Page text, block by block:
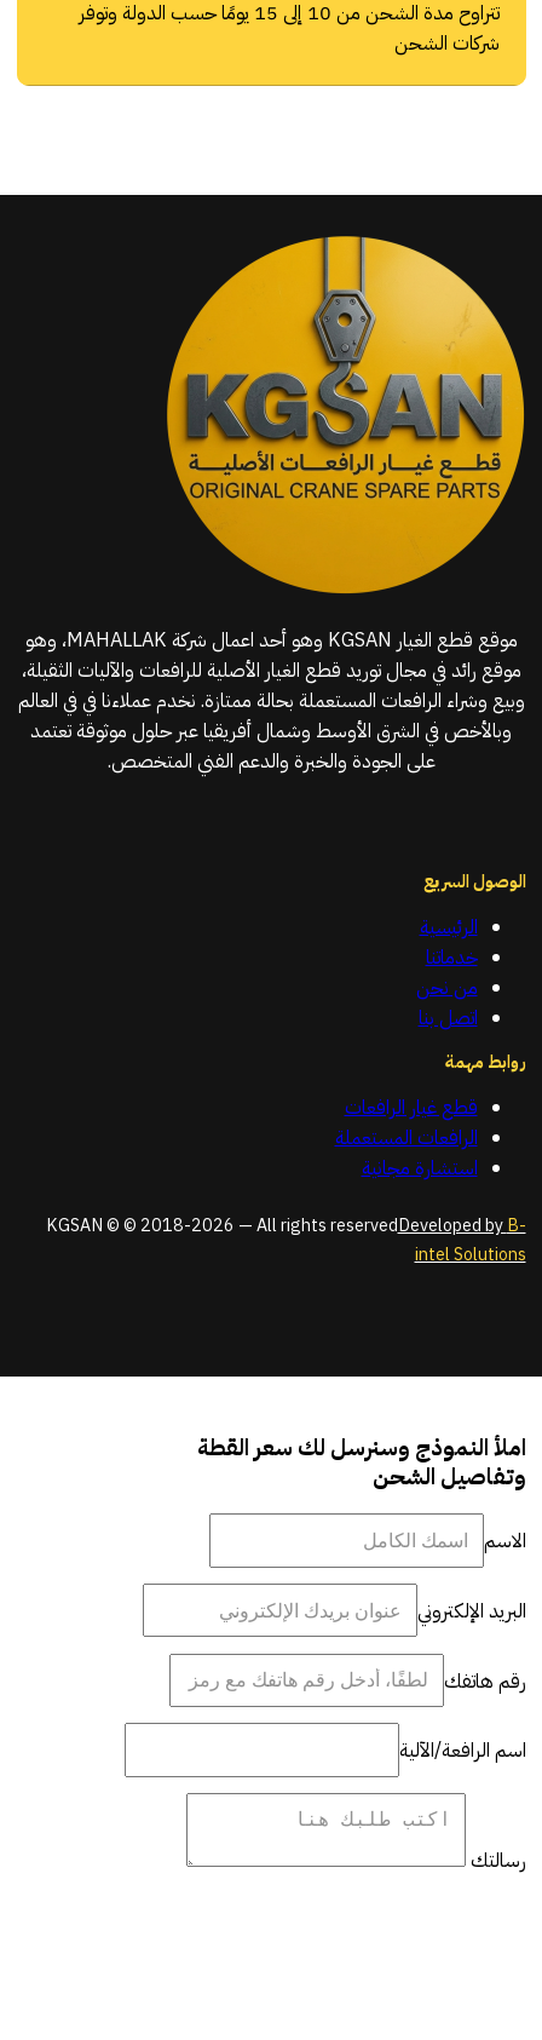
تتراوح مدة الشحن من 10 إلى 15 يومًا حسب الدولة وتوفر
شركات الشحن
موقع قطع الغيار KGSAN وهو أحد اعمال شركة MAHALLAK، وهو
موقع رائد في مجال توريد قطع الغيار الأصلية للرافعات والآليات الثقيلة،
وبيع وشراء الرافعات المستعملة بحالة ممتازة. نخدم عملاءنا في في العالم
وبالأخص في الشرق الأوسط وشمال أفريقيا عبر حلول موثوقة تعتمد
على الجودة والخبرة والدعم الفني المتخصص.
الوصول السريع
الرئيسية
خدماتنا
من نحن
اتصل بنا
روابط مهمة
قطع غيار الرافعات
الرافعات المستعملة
استشارة مجانية
KGSAN © © 2018-2026 — All rights reservedDeveloped byB-
intel Solutions
املأ النموذج وسنرسل لك سعر القطة
وتفاصيل الشحن
الاسم
البريد الإلكتروني
رقم هاتفك
اسم الرافعة/الآلية
رسالتك